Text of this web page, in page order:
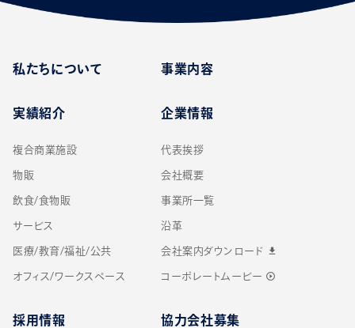
私たちについて
実績紹介
複合商業施設
物販
飲食/食物販
サービス
医療/教育/福祉/公共
オフィス/ワークスペース
事業内容
企業情報
代表挨拶
会社概要
事業所一覧
沿革
会社案内ダウンロード download
コーポレートムービー play_circle_outline
採用情報 協力会社募集